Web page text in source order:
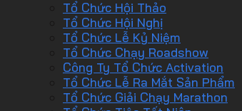
Tổ Chức Hội Thảo
Tổ Chức Hội Nghị
Tổ Chức Lễ Kỷ Niệm
Tổ Chức Chạy Roadshow
Công Ty Tổ Chức Activation
Tổ Chức Lễ Ra Mắt Sản Phẩm
Tổ Chức Giải Chạy Marathon